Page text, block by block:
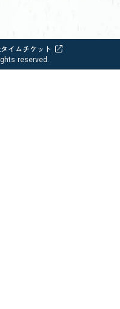
イムチケット
reserved.